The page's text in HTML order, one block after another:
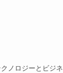
ノロジーとビジ